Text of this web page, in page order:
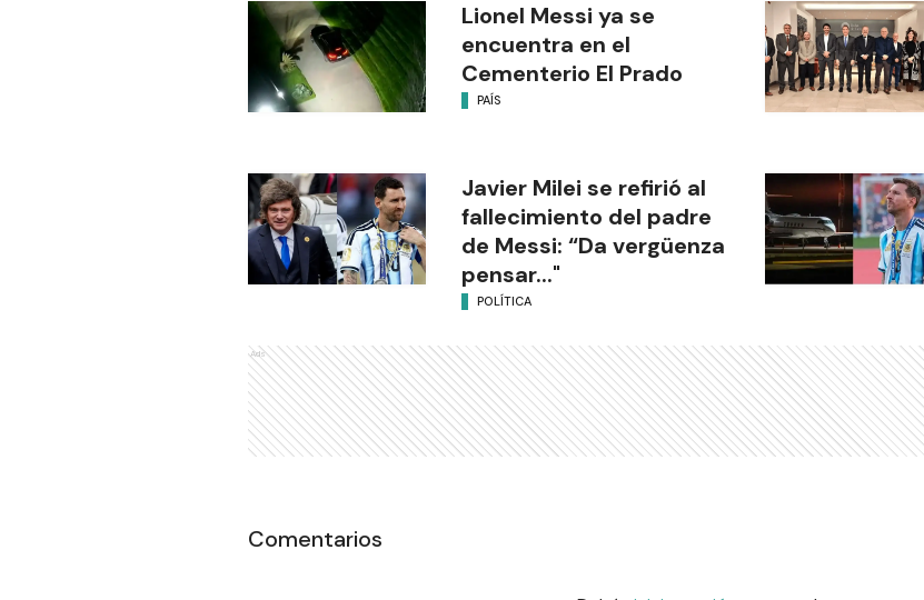
Lionel Messi ya se
encuentra en el
Cementerio El Prado
PAÍS
Javier Milei se refirió al
fallecimiento del padre
de Messi: “Da vergüenza
pensar..."
POLÍTICA
Ads
Comentarios